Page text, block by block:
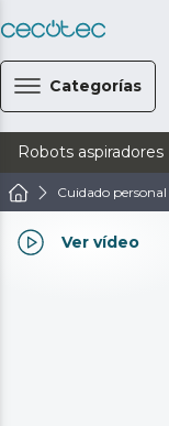
Categorías
Robots aspiradores
Cuidado personal
Ver vídeo